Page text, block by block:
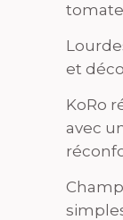
et
KoRo
avec